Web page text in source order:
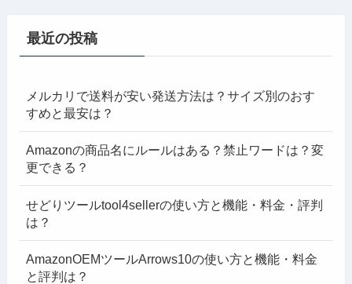
最近の投稿
メルカリで送料が安い発送方法は？サイズ別のおす
すめと最安は？
Amazonの商品名にルールはある？禁止ワードは？変
更できる？
せどりツールtool4sellerの使い方と機能・料金・評判
は？
AmazonOEMツールArrows10の使い方と機能・料金
と評判は？